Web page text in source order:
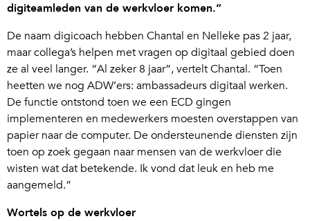
digiteamleden van de werkvloer komen.”
De naam digicoach hebben Chantal en Nelleke pas 2 jaar,
maar collega’s helpen met vragen op digitaal gebied doen
ze al veel langer. “Al zeker 8 jaar”, vertelt Chantal. “Toen
heetten we nog ADW’ers: ambassadeurs digitaal werken.
De functie ontstond toen we een ECD gingen
implementeren en medewerkers moesten overstappen van
papier naar de computer. De ondersteunende diensten zijn
toen op zoek gegaan naar mensen van de werkvloer die
wisten wat dat betekende. Ik vond dat leuk en heb me
aangemeld.”
Wortels op de werkvloer